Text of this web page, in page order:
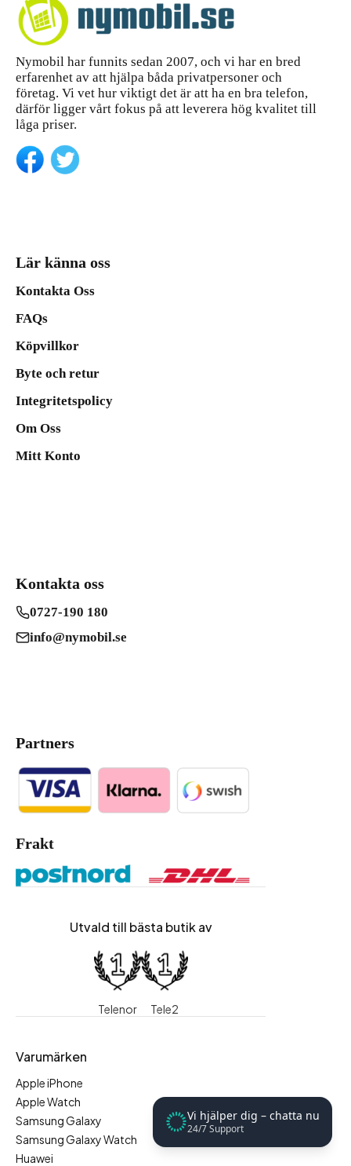
Nymobil har funnits sedan 2007, och vi har en bred
erfarenhet av att hjälpa båda privatpersoner och
företag. Vi vet hur viktigt det är att ha en bra telefon,
därför ligger vårt fokus på att leverera hög kvalitet till
låga priser.
Lär känna oss
Kontakta Oss
FAQs
Köpvillkor
Byte och retur
Integritetspolicy
Om Oss
Mitt Konto
Vi hjälper dig – chatta nu
24/7 Support
Kontakta oss
0727-190 180
info@nymobil.se
Partners
Frakt
Utvald till bästa butik av
Telenor Tele2
Varumärken
Apple iPhone
Apple Watch
Samsung Galaxy
Samsung Galaxy Watch
Huawei